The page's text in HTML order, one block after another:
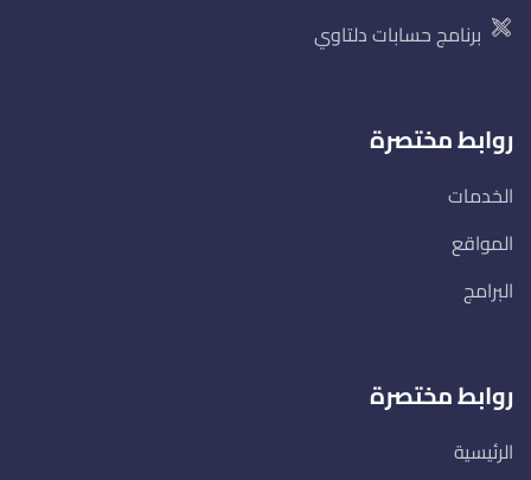
برنامج حسابات دلتاوي
روابط مختصرة
الخدمات
المواقع
البرامج
روابط مختصرة
الرئيسية